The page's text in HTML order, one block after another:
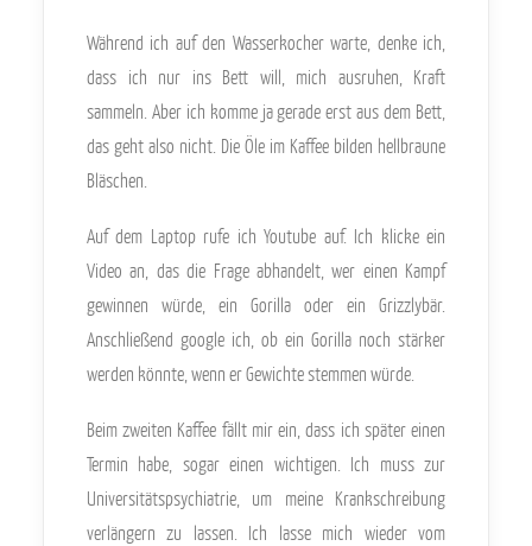
Während ich auf den Wasserkocher warte, denke ich,
dass ich nur ins Bett will, mich ausruhen, Kraft
sammeln. Aber ich komme ja gerade erst aus dem Bett,
das geht also nicht. Die Öle im Kaffee bilden hellbraune
Bläschen.
Auf dem Laptop rufe ich Youtube auf. Ich klicke ein
Video an, das die Frage abhandelt, wer einen Kampf
gewinnen würde, ein Gorilla oder ein Grizzlybär.
Anschließend google ich, ob ein Gorilla noch stärker
werden könnte, wenn er Gewichte stemmen würde.
Beim zweiten Kaffee fällt mir ein, dass ich später einen
Termin habe, sogar einen wichtigen. Ich muss zur
Universitätspsychiatrie, um meine Krankschreibung
verlängern zu lassen. Ich lasse mich wieder vom